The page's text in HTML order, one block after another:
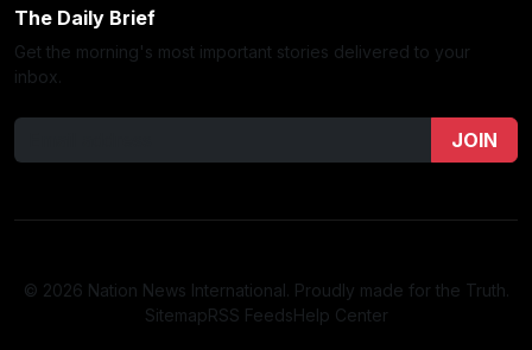
The Daily Brief
Get the morning's most important stories delivered to your
inbox.
JOIN
© 2026 Nation News International. Proudly made for the Truth.
SitemapRSS FeedsHelp Center